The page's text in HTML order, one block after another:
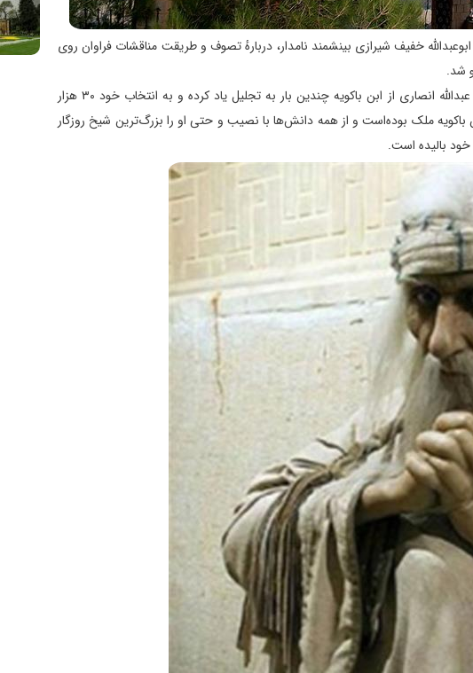
خفیف شیرازی بینشمند نامدار، دربارهٔ تصوف و طریقت مناقشات فراوان روی
شد.
جامی سراینده بزرگ سده نهم در کتاب نفحات الانس می‌نویسد، خواجه عبدالله انصاری از ابن باکویه چندین بار به تجلیل یاد کرده و به انتخاب خود ۳۰ هزار
که ابن باکویه ملک بوده‌است و از همه دانش‌ها با نصیب و حتی او را بزرگ‌ترین شیخ روزگار
بالیده است.